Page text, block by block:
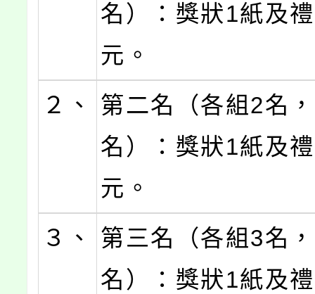
名）：獎狀1紙及
元。
２、
第二名（各組2名
名）：獎狀1紙及
元。
３、
第三名（各組3名
名）：獎狀1紙及